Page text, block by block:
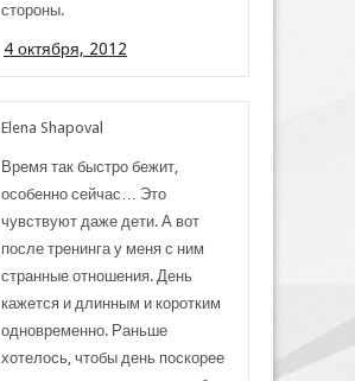
стороны.
4 октября, 2012
Elena Shapoval
Время так быстро бежит,
особенно сейчас… Это
чувствуют даже дети. А вот
после тренинга у меня с ним
странные отношения. День
кажется и длинным и коротким
одновременно. Раньше
хотелось, чтобы день поскорее